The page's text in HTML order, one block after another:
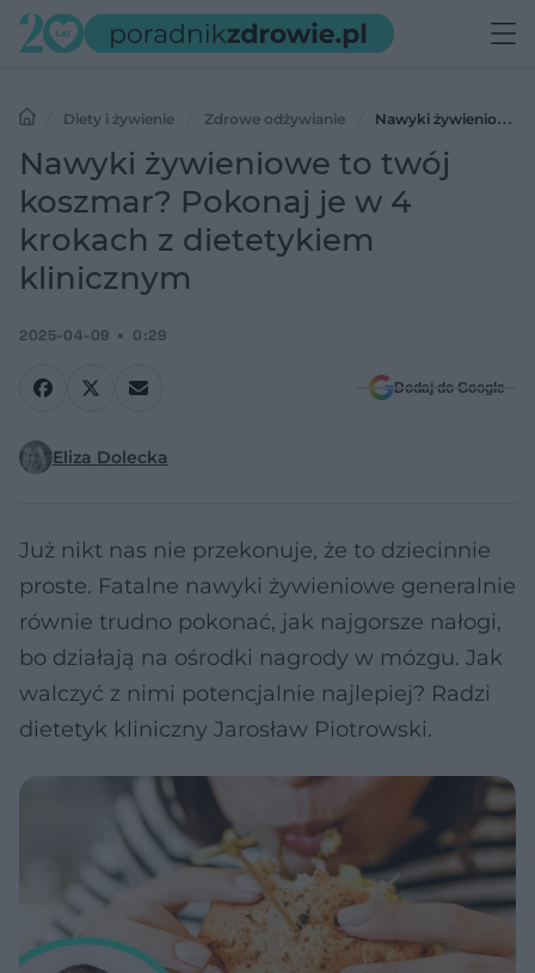
Diety i żywienie Zdrowe odżywianie
Nawyki żywieniowe
to twój koszmar? Pokonaj je w 4 krokach z dietetykiem klinicznym
Nawyki żywieniowe to twój
koszmar? Pokonaj je w 4
krokach z dietetykiem
klinicznym
2025-04-09 0:29
Dodaj do Google
Eliza Dolecka
Już nikt nas nie przekonuje, że to dziecinnie
proste. Fatalne nawyki żywieniowe generalnie
równie trudno pokonać, jak najgorsze nałogi,
bo działają na ośrodki nagrody w mózgu. Jak
walczyć z nimi potencjalnie najlepiej? Radzi
dietetyk kliniczny Jarosław Piotrowski.